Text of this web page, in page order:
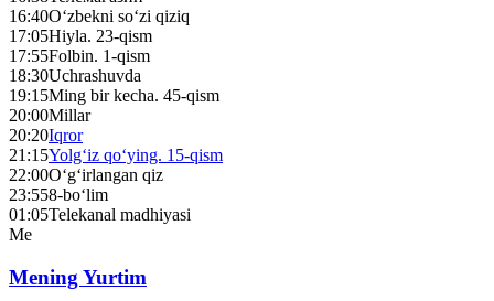
16:40O‘zbekni so‘zi qiziq
17:05Hiyla. 23-qism
17:55Folbin. 1-qism
18:30Uchrashuvda
19:15Ming bir kecha. 45-qism
20:00Millar
20:20Iqror
21:15Yolg‘iz qo‘ying. 15-qism
22:00O‘g‘irlangan qiz
23:558-bo‘lim
01:05Telekanal madhiyasi
Me
Mening Yurtim